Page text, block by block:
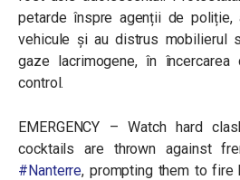
petarde înspre agenții de poliție,
vehicule și au distrus mobilierul
gaze lacrimogene, în
control.
EMERGENCY – Watch hard
cocktails are thrown against
#Nanterre, prompting them to fire